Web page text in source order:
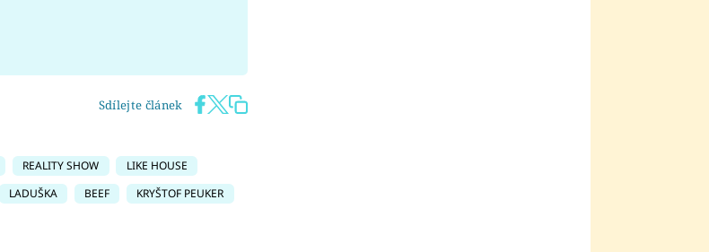
Sdílejte článek
REALITY SHOW
LIKE HOUSE
LADUŠKA BEEF
KRYŠTOF PEUKER